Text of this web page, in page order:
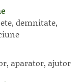
demnitate,
aparator, ajutor